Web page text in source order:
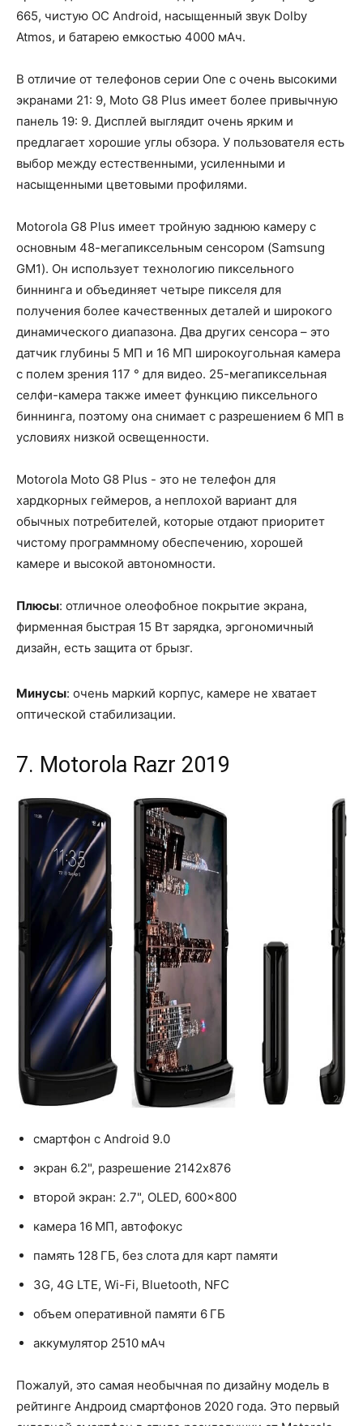
665, чистую ОС Android, насыщенный звук Dolby
Atmos, и батарею емкостью 4000 мАч.
В отличие от телефонов серии One с очень высокими
экранами 21: 9, Moto G8 Plus имеет более привычную
панель 19: 9. Дисплей выглядит очень ярким и
предлагает хорошие углы обзора. У пользователя есть
выбор между естественными, усиленными и
насыщенными цветовыми профилями.
Motorola G8 Plus имеет тройную заднюю камеру с
основным 48-мегапиксельным сенсором (Samsung
GM1). Он использует технологию пиксельного
биннинга и объединяет четыре пикселя для
получения более качественных деталей и широкого
динамического диапазона. Два других сенсора – это
датчик глубины 5 МП и 16 МП широкоугольная камера
с полем зрения 117 ° для видео. 25-мегапиксельная
селфи-камера также имеет функцию пиксельного
биннинга, поэтому она снимает с разрешением 6 МП в
условиях низкой освещенности.
Motorola Moto G8 Plus - это не телефон для
хардкорных геймеров, а неплохой вариант для
обычных потребителей, которые отдают приоритет
чистому программному обеспечению, хорошей
камере и высокой автономности.
Плюсы: отличное олеофобное покрытие экрана,
фирменная быстрая 15 Вт зарядка, эргономичный
дизайн, есть защита от брызг.
Минусы: очень маркий корпус, камере не хватает
оптической стабилизации.
7. Motorola Razr 2019
смартфон с Android 9.0
экран 6.2", разрешение 2142x876
второй экран: 2.7", OLED, 600x800
камера 16 МП, автофокус
память 128 ГБ, без слота для карт памяти
3G, 4G LTE, Wi-Fi, Bluetooth, NFC
объем оперативной памяти 6 ГБ
аккумулятор 2510 мАч
Пожалуй, это самая необычная по дизайну модель в
рейтинге Андроид смартфонов 2020 года. Это первый